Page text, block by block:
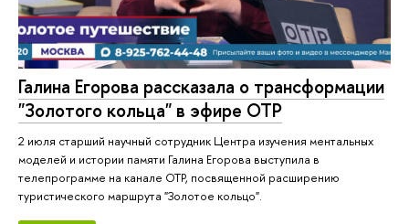
Галина Егорова рассказала о трансформации
"Золотого кольца" в эфире ОТР
2 июля старший научный сотрудник Центра изучения ментальных
моделей и истории памяти Галина Егорова выступила в
телепрограмме на канале ОТР, посвященной расширению
туристического маршрута "Золотое кольцо".